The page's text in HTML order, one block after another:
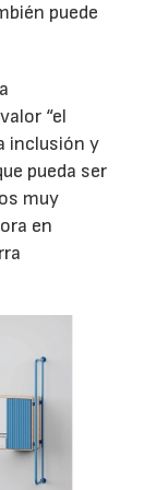
puede
“el
inclusión y
pueda ser
muy
en